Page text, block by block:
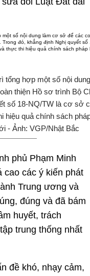
tổng hợp một số nội
thiện Hồ sơ trình Bộ
số 18-NQ/TW là cơ sở
hiệu quả chính sách
- Ảnh: VGP/Nhật Bắc
phủ Phạm Minh
cao các ý kiến phát
Trung ương và
đúng và đã bám
huyết, trách
trung thống nhất
đề khó, nhạy cảm,